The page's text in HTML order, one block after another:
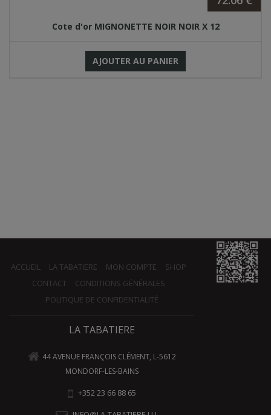
Cote d'or MIGNONETTE NOIR NOIR X 12
AJOUTER AU PANIER
ACCUEIL LA TABATIERE MON COMPTE
SHOP
CONTACT
CONDITIONS GÉNÉRALES
POLITIQUE DE CONFIDENTIALITÉ
LA TABATIERE
44 AVENUE FRANÇOIS CLÉMENT, L-5612
MONDORF-LES-BAINS
+352 23 66 88 65